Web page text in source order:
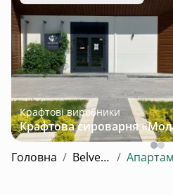
Крафтові виробники
Головна / Belveder /